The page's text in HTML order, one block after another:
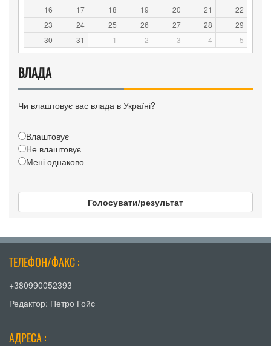
16
17 18 19 20 21
22
23
24 25 26 27 28
29
30
31 1 2 3 4 5
ВЛАДА
Чи влаштовує вас влада в Україні?
Влаштовує
Не влаштовує
Мені однаково
Голосувати/результат
ТЕЛЕФОН/ФАКС :
+380990052393
Редактор: Петро Гойс
АДРЕСА :